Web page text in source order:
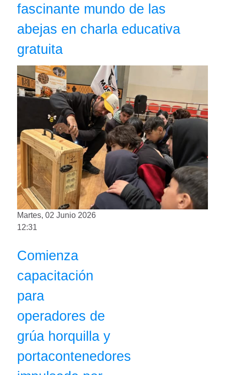
fascinante mundo de las
abejas en charla educativa
gratuita
Martes, 02 Junio 2026
12:31
Comienza
capacitación
para
operadores de
grúa horquilla y
portacontenedores